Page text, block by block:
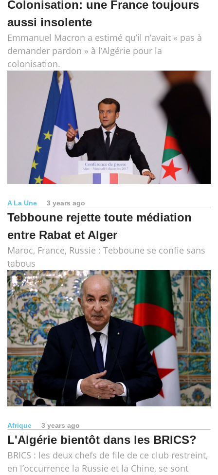
Colonisation: une France toujours
aussi insolente
Emmanuel Macron a estimé qu’il n’avait « pas à
demander pardon » à l’Algérie pour la
colonisation.
A La Une 3 years ago
Tebboune rejette toute médiation
entre Rabat et Alger
Maroc, France, Russie : Tebboune se confie sans
tabous
Afrique 3 years ago
L'Algérie bientôt dans les BRICS?
BRICS : les deux chefs de file de ce club restreint,
en l’occurrence la Russie et la Chine, se sont